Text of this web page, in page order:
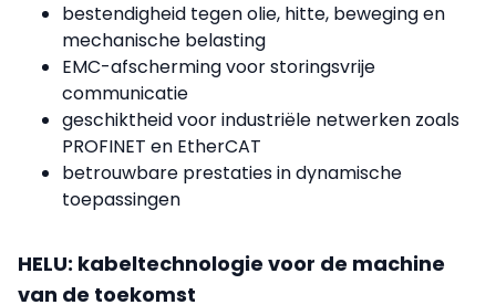
bestendigheid tegen olie, hitte, beweging en
mechanische belasting
EMC-afscherming voor storingsvrije
communicatie
geschiktheid voor industriële netwerken zoals
PROFINET en EtherCAT
betrouwbare prestaties in dynamische
toepassingen
HELU: kabeltechnologie voor de machine
van de toekomst